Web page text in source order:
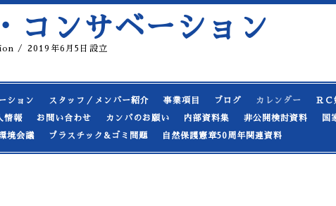
コンサベーション
/ 2019年6月5日設立
ション スタッフ／メンバー紹介 事業項目 ブログ カレンダー ＲＣ
情報 お問い合わせ カンパのお願い 内部資料集 非公開検討資料 国
境会議 プラスチック&ゴミ問題 自然保護憲章50周年関連資料